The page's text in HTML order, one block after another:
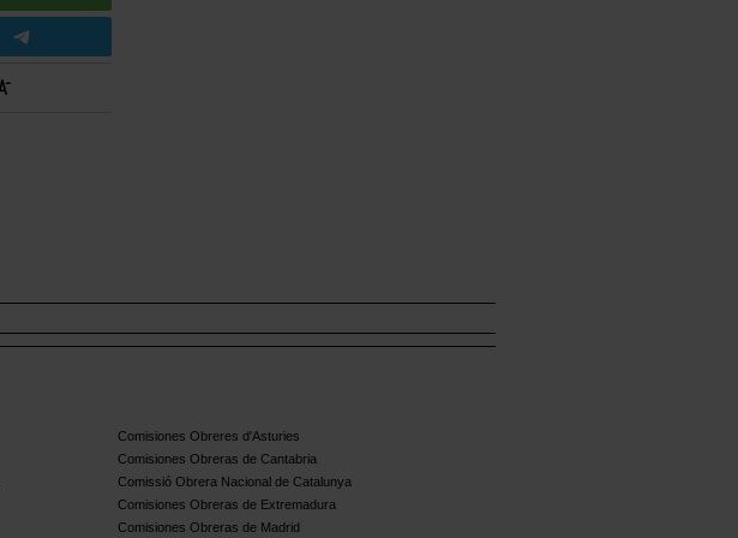
Comisiones Obreres d'Asturies
Comisiones Obreras de Cantabria
Comissió Obrera Nacional de Catalunya
Comisiones Obreras de Extremadura
Comisiones Obreras de Madrid